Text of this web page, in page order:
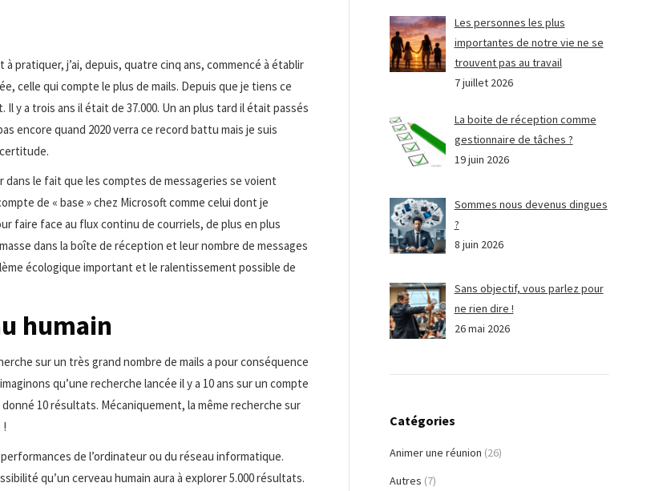
pratiquer, j’ai, depuis, quatre cinq ans, commencé à établir
celle qui compte le plus de mails. Depuis que je tiens ce
a trois ans il était de 37.000. Un an plus tard il était passés
encore quand 2020 verra ce record battu mais je suis
le fait que les comptes de messageries se voient
de « base » chez Microsoft comme celui dont je
faire face au flux continu de courriels, de plus en plus
dans la boîte de réception et leur nombre de messages
écologique important et le ralentissement possible de
humain
sur un très grand nombre de mails a pour conséquence
qu’une recherche lancée il y a 10 ans sur un compte
10 résultats. Mécaniquement, la même recherche sur
!
de l’ordinateur ou du réseau informatique.
qu’un cerveau humain aura à explorer 5.000 résultats.
Les personnes les plus
importantes de notre vie ne se
trouvent pas au travail
7 juillet 2026
La boite de réception comme
gestionnaire de tâches ?
19 juin 2026
Sommes nous devenus dingues
?
8 juin 2026
Sans objectif, vous parlez pour
ne rien dire !
26 mai 2026
Catégories
Animer une réunion (26)
Autres (7)